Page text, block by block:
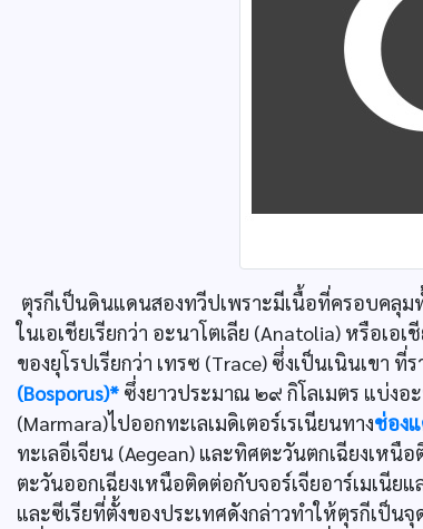
ตุรกีเป็นดินแดนสองทวีปเพราะมีเนื้อที่ครอบคลุ
ในเอเชียเรียกว่า อะนาโตเลีย (Anatolia) หรือเ
ของยุโรปเรียกว่า เทรซ (Trace) ซึ่งเป็นเนินเข
(Bosporus)* ซึ่งยาวประมาณ ๒๙ กิโลเมตร แบ่งอ
(Marmara)ไปออกทะเลเมดิเตอร์เรเนียนทางช่อง
ทะเลอีเจียน (Aegean) และทิศตะวันตกเฉียงเห
ตะวันออกเฉียงเหนือติดต่อกับจอร์เจียอาร์เมเนีย
และซีเรียที่ตั้งของประเทศดังกล่าวทำให้ตุรกีเป็น